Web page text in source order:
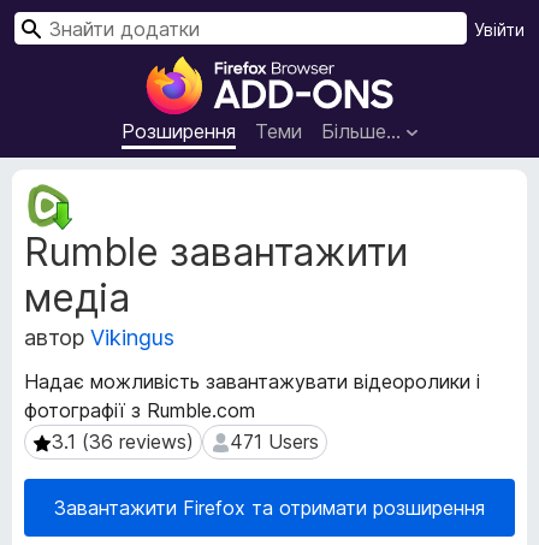
Д
о
д
а
и
б
з
р
а
F
i
Розширення Теми Більше…
Увійти
П
Rumble завантажити
медіа
автор Vikingus
Надає можливість завантажувати відеоролики і
фотографії з Rumble.com
3.1 (36 reviews)
3.1 (36 reviews) 471 Users
471 Users
Завантажити Firefox та отримати розширення
М
е
т
а
д
а
н
і
р
о
з